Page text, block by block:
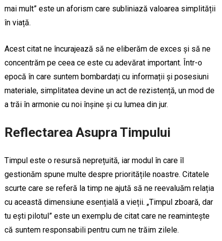
mai mult” este un aforism care subliniază valoarea simplității
în viață.
Acest citat ne încurajează să ne eliberăm de exces și să ne
concentrăm pe ceea ce este cu adevărat important. Într-o
epocă în care suntem bombardați cu informații și posesiuni
materiale, simplitatea devine un act de rezistență, un mod de
a trăi în armonie cu noi înșine și cu lumea din jur.
Reflectarea Asupra Timpului
Timpul este o resursă neprețuită, iar modul în care îl
gestionăm spune multe despre prioritățile noastre. Citatele
scurte care se referă la timp ne ajută să ne reevaluăm relația
cu această dimensiune esențială a vieții. „Timpul zboară, dar
tu ești pilotul” este un exemplu de citat care ne reamintește
că suntem responsabili pentru cum ne trăim zilele.